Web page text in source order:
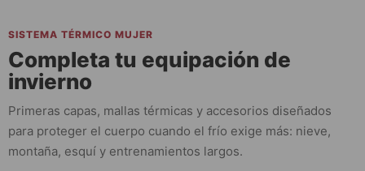
SISTEMA TÉRMICO MUJER
Completa tu equipación de
invierno
Primeras capas, mallas térmicas y accesorios diseñados
para proteger el cuerpo cuando el frío exige más: nieve,
montaña, esquí y entrenamientos largos.